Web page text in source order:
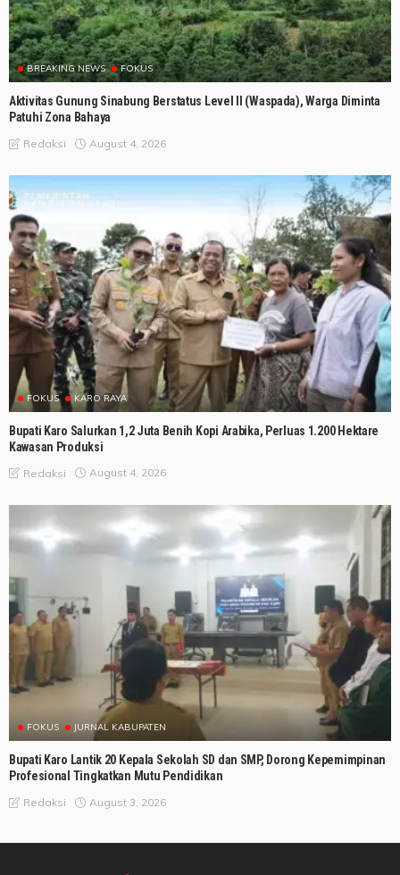
BREAKING NEWS FOKUS
Aktivitas Gunung Sinabung Berstatus Level II (Waspada), Warga Diminta
Patuhi Zona Bahaya
Redaksi August 4, 2026
FOKUS KARO RAYA
Bupati Karo Salurkan 1,2 Juta Benih Kopi Arabika, Perluas 1.200 Hektare
Kawasan Produksi
Redaksi August 4, 2026
FOKUS JURNAL KABUPATEN
Bupati Karo Lantik 20 Kepala Sekolah SD dan SMP, Dorong Kepemimpinan
Profesional Tingkatkan Mutu Pendidikan
Redaksi August 3, 2026